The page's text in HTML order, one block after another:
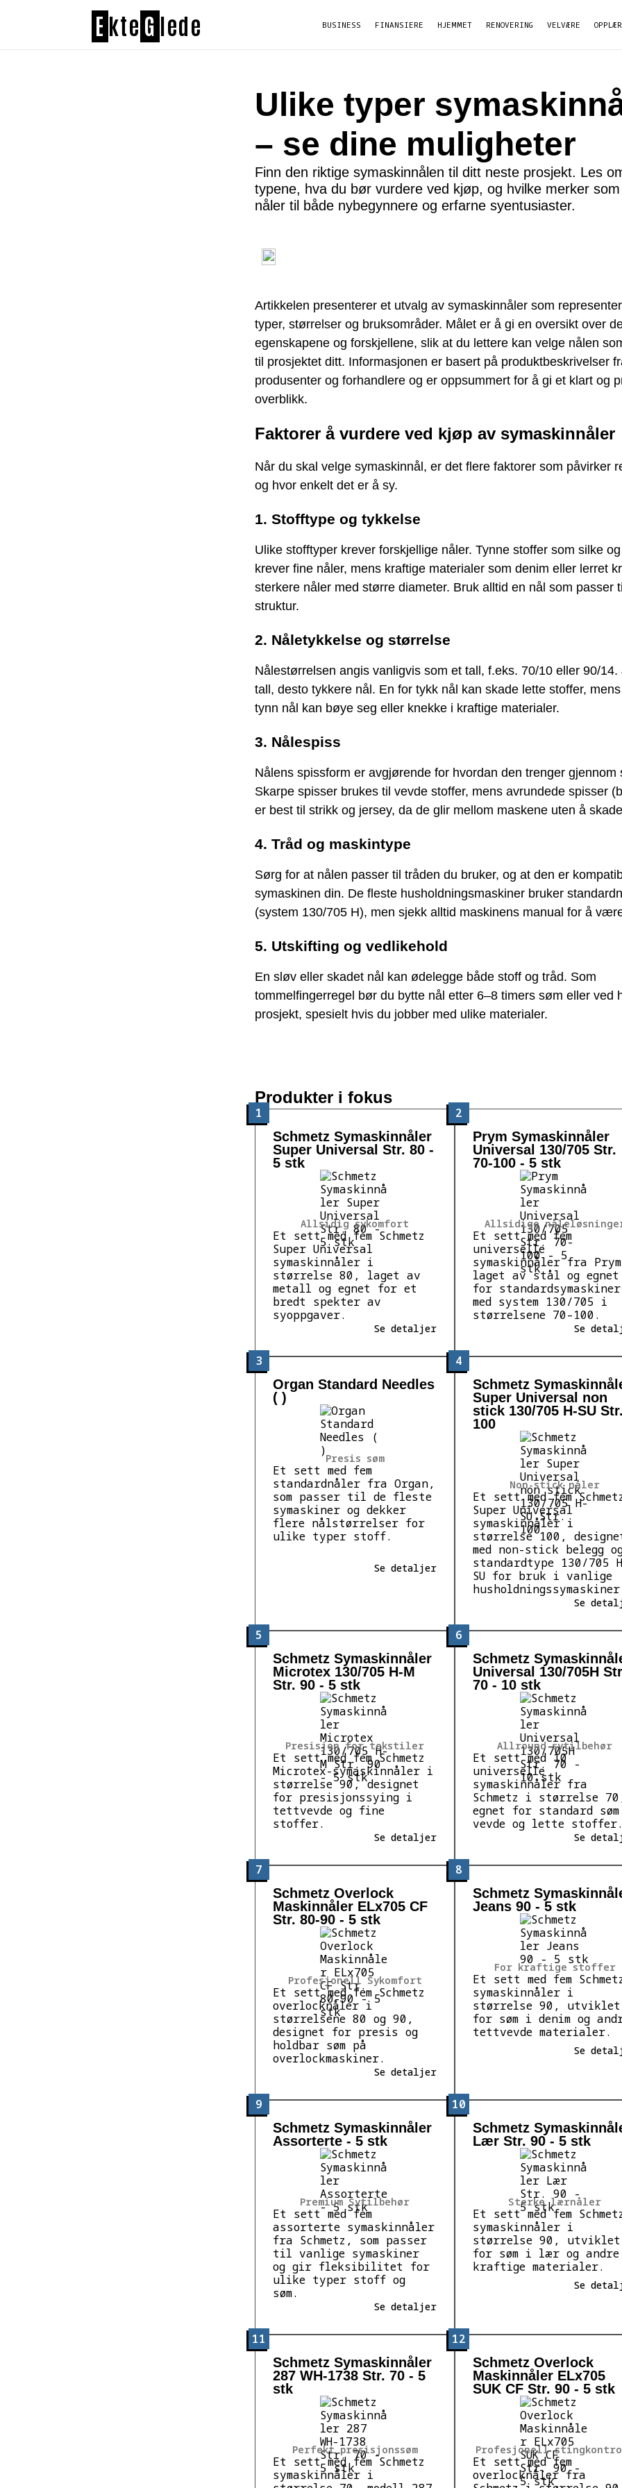
E kte G lede BUSINESS FINANSIERE HJEMMET RENOVERING VELVÆRE
Ulike typer
– se dine muligheter
Finn den riktige symaskinnålen til ditt neste prosjekt. Les
typene, hva du bør vurdere ved kjøp, og hvilke merker
nåler til både nybegynnere og erfarne syentusiaster.
Artikkelen presenterer et utvalg av symaskinnåler som
typer, størrelser og bruksområder. Målet er å gi en oversikt over
egenskapene og forskjellene, slik at du lettere kan velge nålen
til prosjektet ditt. Informasjonen er basert på produktbeskrivelser
produsenter og forhandlere og er oppsummert for å gi et klart og
overblikk.
Faktorer å vurdere ved kjøp av symaskinnåler
Når du skal velge symaskinnål, er det flere faktorer som påvirker
og hvor enkelt det er å sy.
1. Stofftype og tykkelse
Ulike stofftyper krever forskjellige nåler. Tynne stoffer som silke
krever fine nåler, mens kraftige materialer som denim eller lerret
sterkere nåler med større diameter. Bruk alltid en nål som passer
struktur.
2. Nåletykkelse og størrelse
Nålestørrelsen angis vanligvis som et tall, f.eks. 70/10 eller 90/14.
tall, desto tykkere nål. En for tykk nål kan skade lette stoffer,
tynn nål kan bøye seg eller knekke i kraftige materialer.
3. Nålespiss
Nålens spissform er avgjørende for hvordan den trenger gjennom
Skarpe spisser brukes til vevde stoffer, mens avrundede spisser
er best til strikk og jersey, da de glir mellom maskene uten å
4. Tråd og maskintype
Sørg for at nålen passer til tråden du bruker, og at den er
symaskinen din. De fleste husholdningsmaskiner bruker
(system 130/705 H), men sjekk alltid maskinens manual for å
5. Utskifting og vedlikehold
En sløv eller skadet nål kan ødelegge både stoff og tråd. Som
tommelfingerregel bør du bytte nål etter 6–8 timers søm eller ved
prosjekt, spesielt hvis du jobber med ulike materialer.
Produkter i fokus
1
Allsidig sykomfort
Schmetz Symaskinnåler
Super Universal Str. 80 -
5 stk
Et sett med fem Schmetz
Super Universal
symaskinnåler i
størrelse 80, laget av
metall og egnet for et
bredt spekter av
syoppgaver.
Se detaljer
2
Allsidige
Prym Symaskinnåler
Universal 130/705 Str.
70-100 - 5 stk
Et sett med fem
universelle
symaskinnåler fra
laget av stål og egnet
for standardsymaskiner
med system 130/705 i
størrelsene 70–100.
Se
3
Presis søm
Organ Standard Needles
( )
Et sett med fem
standardnåler fra Organ,
som passer til de fleste
symaskiner og dekker
flere nålstørrelser for
ulike typer stoff.
Se detaljer
4
Non-stick nåler
Schmetz
Super Universal non
stick 130/705 H-SU Str.
100
Et sett med fem
Super Universal
symaskinnåler i
størrelse 100,
med non-stick belegg
standardtype 130/705
SU for bruk i vanlige
Se
5
Presisjon for tekstiler
Schmetz Symaskinnåler
Microtex 130/705 H-M
Str. 90 - 5 stk
Et sett med fem Schmetz
Microtex-symaskinnåler i
størrelse 90, designet
for presisjonssying i
tettvevde og fine
stoffer.
Se detaljer
6
Allround sytilbehør
Schmetz
Universal 130/705H
70 - 10 stk
Et sett med 10
universelle
symaskinnåler fra
Schmetz i størrelse
egnet for standard
vevde og lette stoffer.
Se
7
Profesjonell Sykomfort
Schmetz Overlock
Maskinnåler ELx705 CF
Str. 80-90 - 5 stk
Et sett med fem Schmetz
overlocknåler i
størrelsene 80 og 90,
designet for presis og
holdbar søm på
overlockmaskiner.
Se detaljer
8
For kraftige stoffer
Schmetz
Jeans 90 - 5 stk
Et sett med fem
symaskinnåler i
størrelse 90, utviklet
for søm i denim og
tettvevde materialer.
Se
9
Premium Sytilbehør
Schmetz Symaskinnåler
Assorterte - 5 stk
Et sett med fem
assorterte symaskinnåler
fra Schmetz, som passer
til vanlige symaskiner
og gir fleksibilitet for
ulike typer stoff og
søm.
Se detaljer
10
Sterke lærnåler
Schmetz
Lær Str. 90 - 5 stk
Et sett med fem
symaskinnåler i
størrelse 90, utviklet
for søm i lær og andre
kraftige materialer.
Se
11
Perfekt presisjonssøm
Schmetz Symaskinnåler
287 WH-1738 Str. 70 - 5
stk
Et sett med fem Schmetz
symaskinnåler i
12
Profesjonell
Schmetz Overlock
Maskinnåler ELx705
SUK CF Str. 90 - 5 stk
Et sett med fem
overlocknåler fra